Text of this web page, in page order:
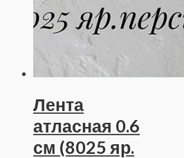
Лента
атласная 0.6
см (8025 яр.